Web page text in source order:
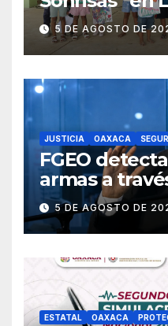
como parte
Verano
5 DE AGOSTO DE
JUSTICIA OAXACA
FGEO
armas a
sociales; inicia
riesgos
5 DE AGOSTO DE
ESTATAL OAXACA